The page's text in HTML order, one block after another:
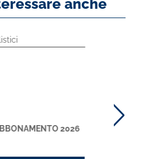
anche
2026